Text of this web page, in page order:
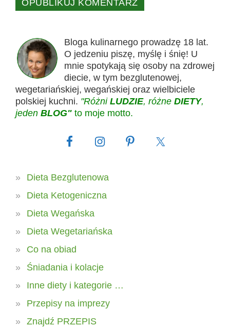
Bloga kulinarnego prowadzę 18 lat.
O jedzeniu piszę, myślę i śnię! U
mnie spotykają się osoby na zdrowej
diecie, w tym bezglutenowej,
wegetariańskiej, wegańskiej oraz wielbiciele
polskiej kuchni. "Różni LUDZIE, różne DIETY,
jeden BLOG" to moje motto.
Dieta Bezglutenowa
Dieta Ketogeniczna
Dieta Wegańska
Dieta Wegetariańska
Co na obiad
Śniadania i kolacje
Inne diety i kategorie …
Przepisy na imprezy
Znajdź PRZEPIS